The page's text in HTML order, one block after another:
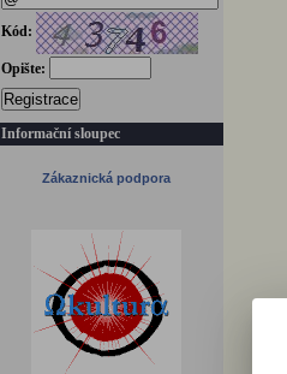
Kód:
Opište:
Registrace
Informační sloupec
Zákaznická podpora